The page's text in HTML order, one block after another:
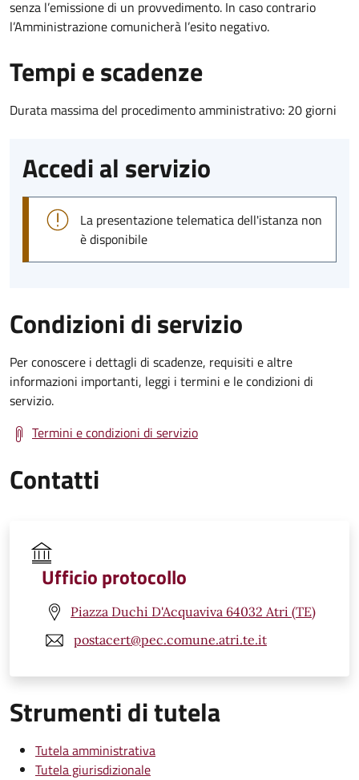
senza l’emissione di un provvedimento. In caso contrario
l’Amministrazione comunicherà l’esito negativo.
Tempi e scadenze
Durata massima del procedimento amministrativo: 20 giorni
Accedi al servizio
La presentazione telematica dell'istanza non
è disponibile
Condizioni di servizio
Per conoscere i dettagli di scadenze, requisiti e altre
informazioni importanti, leggi i termini e le condizioni di
servizio.
Termini e condizioni di servizio
Contatti
Ufficio protocollo
Piazza Duchi D'Acquaviva 64032 Atri (TE)
postacert@pec.comune.atri.te.it
Strumenti di tutela
Tutela amministrativa
Tutela giurisdizionale